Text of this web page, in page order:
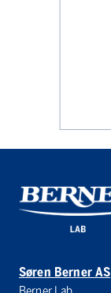
Søren Berner AS